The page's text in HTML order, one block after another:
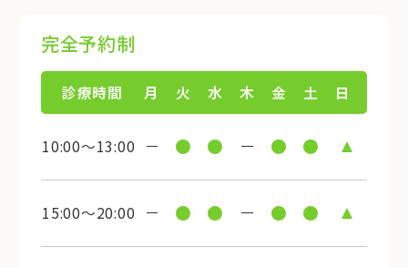
完全予約制
診療時間 月 火 水 木 金 土 日
10:00～13:00
15:00～20:00